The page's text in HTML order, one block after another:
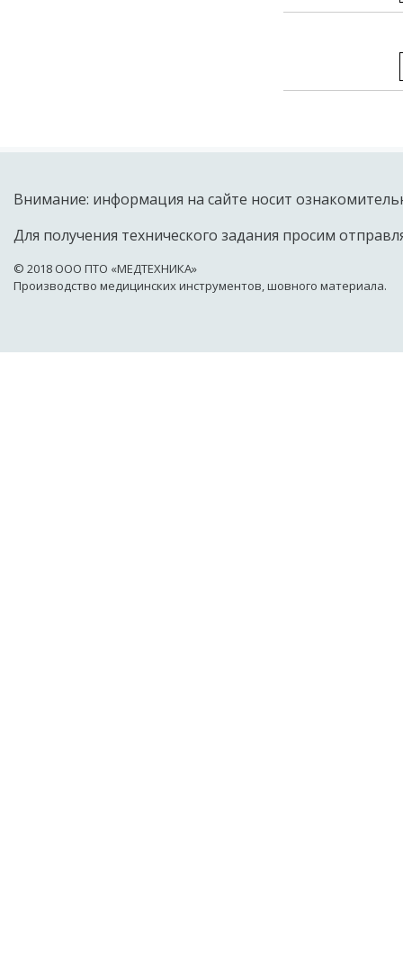
Внимание: информация на сайте носит
Для получения технического задания просим
© 2018 OOO ПТО «МЕДТЕХНИКА»
Производство медицинских инструментов, шовного материала.